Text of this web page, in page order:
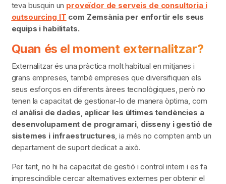
teva busquin un proveïdor de serveis de consultoria i
outsourcing IT com Zemsània per enfortir els seus
equips i habilitats.
Quan és el moment externalitzar?
Externalitzar és una pràctica molt habitual en mitjanes i
grans empreses, també empreses que diversifiquen els
seus esforços en diferents àrees tecnològiques, però no
tenen la capacitat de gestionar-lo de manera òptima, com
el anàlisi de dades aplicar les últimes tendències a
desenvolupament de programari disseny i gestió de
sistemes i infraestructures , ia més no compten amb un
departament de suport dedicat a això.
Per tant, no hi ha capacitat de gestió i control intern i es fa
imprescindible cercar alternatives externes per obtenir el